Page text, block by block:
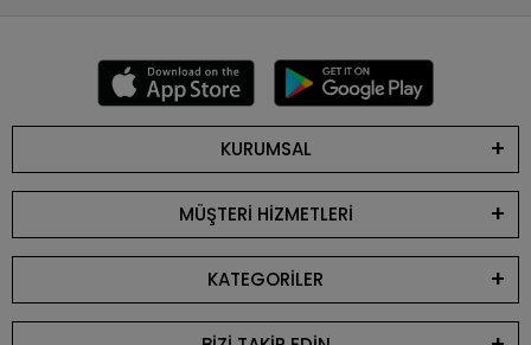
KURUMSAL
MÜŞTERİ HİZMETLERİ
KATEGORİLER